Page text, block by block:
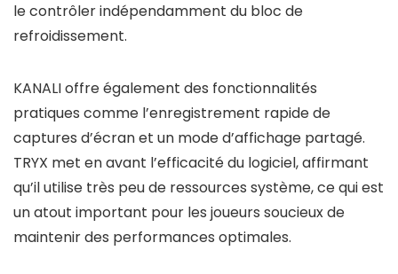
le contrôler indépendamment du bloc de
refroidissement.
KANALI offre également des fonctionnalités
pratiques comme l’enregistrement rapide de
captures d’écran et un mode d’affichage partagé.
TRYX met en avant l’efficacité du logiciel, affirmant
qu’il utilise très peu de ressources système, ce qui est
un atout important pour les joueurs soucieux de
maintenir des performances optimales.